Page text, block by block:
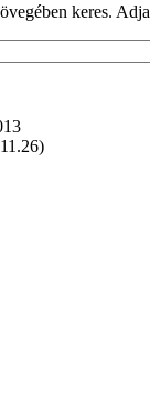
keres.